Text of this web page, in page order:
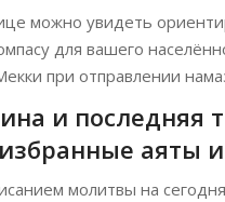
можно увидеть
для вашего
при отправлении
и последняя
аяты
молитвы на